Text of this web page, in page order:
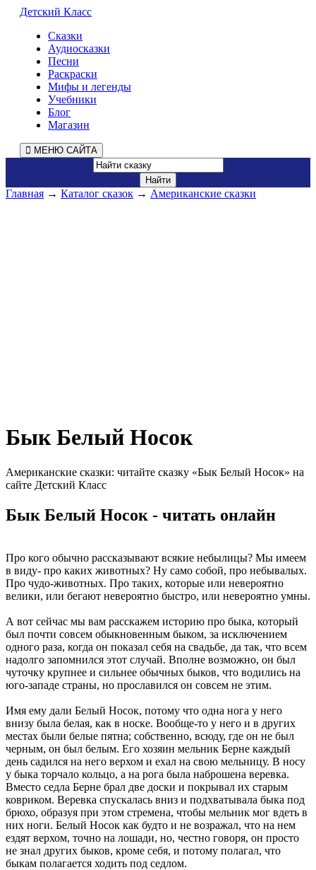
Детский Класс
Сказки
Аудиосказки
Песни
Раскраски
Мифы и легенды
Учебники
Блог
Магазин
МЕНЮ САЙТА
Главная → Каталог сказок → Американские сказки
Бык Белый Носок
Американские сказки: читайте сказку «Бык Белый Носок» на
сайте Детский Класс
Бык Белый Носок - читать онлайн
Про кого обычно рассказывают всякие небылицы? Мы имеем
в виду- про каких животных? Ну само собой, про небывалых.
Про чудо-животных. Про таких, которые или невероятно
велики, или бегают невероятно быстро, или невероятно умны.
А вот сейчас мы вам расскажем историю про быка, который
был почти совсем обыкновенным быком, за исключением
одного раза, когда он показал себя на свадьбе, да так, что всем
надолго запомнился этот случай. Вполне возможно, он был
чуточку крупнее и сильнее обычных быков, что водились на
юго-западе страны, но прославился он совсем не этим.
Имя ему дали Белый Носок, потому что одна нога у него
внизу была белая, как в носке. Вообще-то у него и в других
местах были белые пятна; собственно, всюду, где он не был
черным, он был белым. Его хозяин мельник Берне каждый
день садился на него верхом и ехал на свою мельницу. В носу
у быка торчало кольцо, а на рога была наброшена веревка.
Вместо седла Берне брал две доски и покрывал их старым
ковриком. Веревка спускалась вниз и подхватывала быка под
брюхо, образуя при этом стремена, чтобы мельник мог вдеть в
них ноги. Белый Носок как будто и не возражал, что на нем
ездят верхом, точно на лошади, но, честно говоря, он просто
не знал других быков, кроме себя, и потому полагал, что
быкам полагается ходить под седлом.